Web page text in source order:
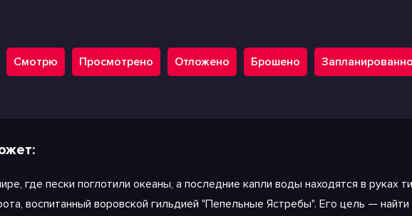
2
Смотрю Просмотрено Отложено Брошено Запланированно
где пески поглотили океаны, а последние капли воды находятся в руках
воспитанный воровской гильдией "Пепельные Ястребы". Его цель —